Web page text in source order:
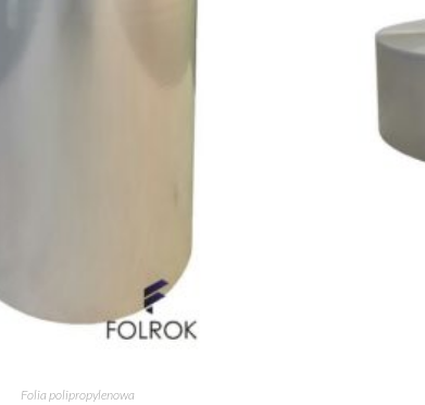
Folia polipropylenowa